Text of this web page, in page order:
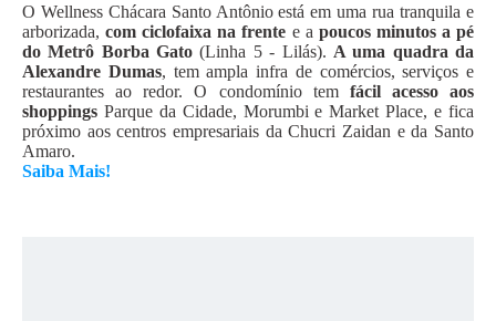
O Wellness Chácara Santo Antônio está em uma rua tranquila e
arborizada,com ciclofaixa na frente e a poucos minutos a pé
do Metrô Borba Gato (Linha 5 - Lilás). A uma quadra da
Alexandre Dumas, tem ampla infra de comércios, serviços e
restaurantes ao redor. O condomínio tem fácil acesso aos
shoppings Parque da Cidade, Morumbi e Market Place, e fica
próximo aos centros empresariais da Chucri Zaidan e da Santo
Amaro.
Saiba Mais!